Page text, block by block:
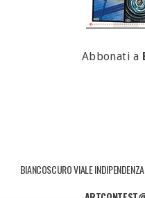
Abbonati a
BIANCOSCURO VIALE